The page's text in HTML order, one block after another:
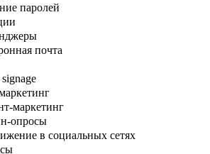
паролей
почта
маркетинг
опросы
в социальных сетях